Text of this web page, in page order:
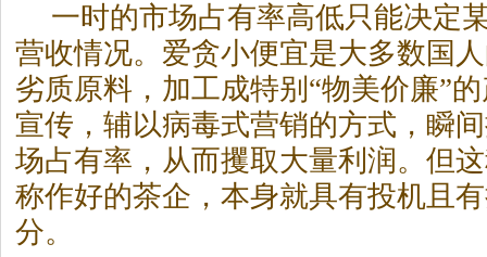
一时的市场占有率高低只能决定
营收情况。爱贪小便宜是大多数国
劣质原料，加工成特别“物美价廉”
宣传，辅以病毒式营销的方式，瞬
场占有率，从而攫取大量利润。但
称作好的茶企，本身就具有投机且
分。